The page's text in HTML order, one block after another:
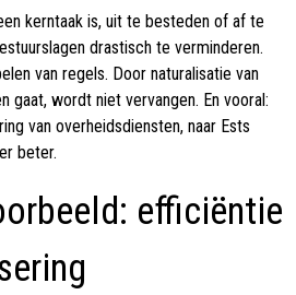
kerntaak is, uit te besteden of af te
drastisch te verminderen.
van regels. Door naturalisatie van
gaat, wordt niet vervangen. En vooral:
van overheidsdiensten, naar Ests
beter.
efficiëntie